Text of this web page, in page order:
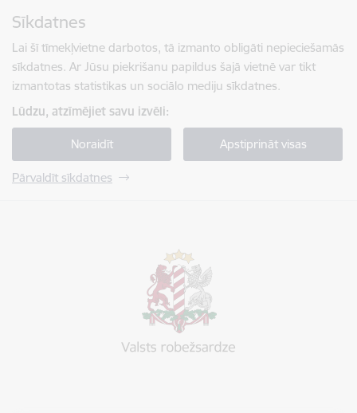
Sīkdatnes
Lai šī tīmekļvietne darbotos, tā izmanto obligāti nepieciešamās
sīkdatnes. Ar Jūsu piekrišanu papildus šajā vietnē var tikt
izmantotas statistikas un sociālo mediju sīkdatnes.
Lūdzu, atzīmējiet savu izvēli:
Noraidīt Apstiprināt visas
Pārvaldīt sīkdatnes